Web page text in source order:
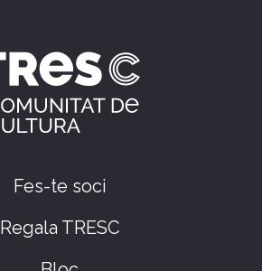
Fes-te soci
Regala TRESC